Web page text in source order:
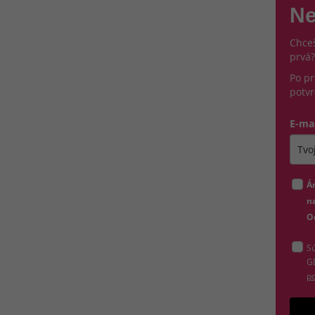
Po
E-